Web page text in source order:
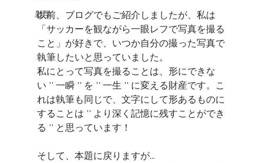
雑学
以前、ブログでもご紹介しましたが、私は
「サッカーを観ながら一眼レフで写真を撮る
こと」が好きで、いつか自分の撮った写真で
執筆したいと思っていました。
私にとって写真を撮ることは、形にできな
い '' 一瞬 '' を '' 一生 '' に変える財産です。こ
れは執筆も同じで、文字にして形あるものに
することは '' より深く記憶に残すことができ
る '' と思っています！
そして、本題に戻りますが...